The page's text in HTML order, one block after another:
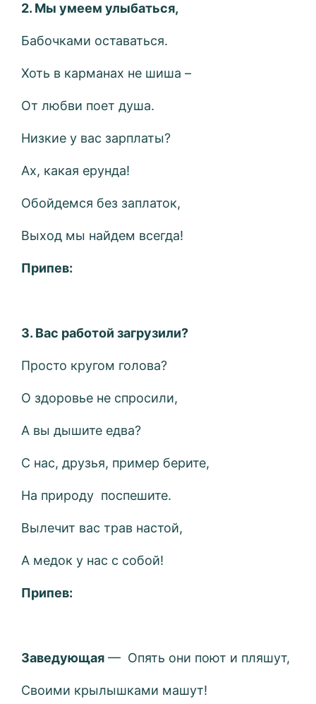
2. Мы умеем улыбаться,
Бабочками оставаться.
Хоть в карманах не шиша –
От любви поет душа.
Низкие у вас зарплаты?
Ах, какая ерунда!
Обойдемся без заплаток,
Выход мы найдем всегда!
Припев:
3. Вас работой загрузили?
Просто кругом голова?
О здоровье не спросили,
А вы дышите едва?
С нас, друзья, пример берите,
На природу поспешите.
Вылечит вас трав настой,
А медок у нас с собой!
Припев:
Заведующая — Опять они поют и пляшут,
Своими крылышками машут!